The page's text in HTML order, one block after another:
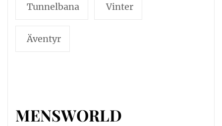
Tunnelbana Vinter
Äventyr
MENSWORLD